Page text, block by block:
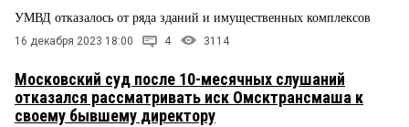
УМВД отказалось от ряда зданий и имущественных комплексов
16 декабря 2023 18:00 4 3114
Московский суд после 10-месячных слушаний
отказался рассматривать иск Омсктрансмаша к
своему бывшему директору